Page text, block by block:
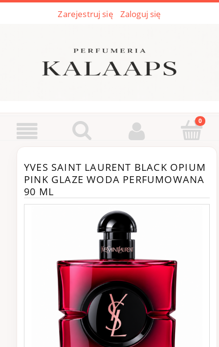
Zarejestruj się Zaloguj się
YVES SAINT LAURENT BLACK OPIUM
PINK GLAZE WODA PERFUMOWANA
90 ML